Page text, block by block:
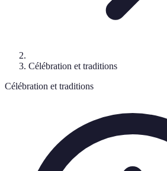
Célébration et traditions
Célébration et traditions